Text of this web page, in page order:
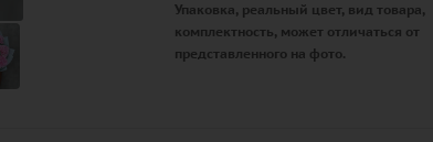
Упаковка, реальный цвет, вид товара,
комплектность, может отличаться от
представленного на фото.